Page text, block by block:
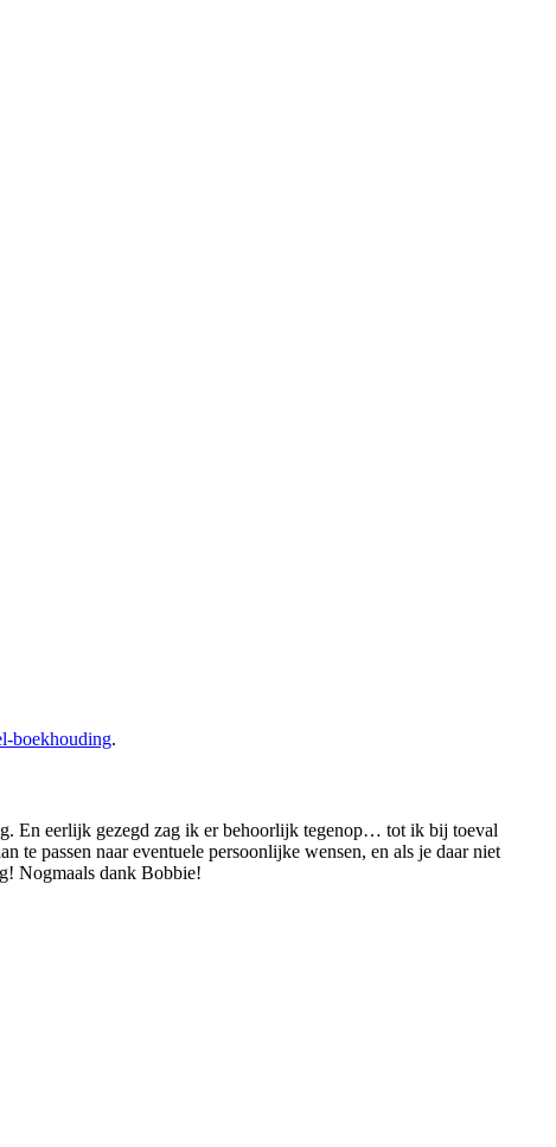
boekhouding.
En eerlijk gezegd zag ik er behoorlijk tegenop… tot ik bij toeval
te passen naar eventuele persoonlijke wensen, en als je daar niet
Nogmaals dank Bobbie!